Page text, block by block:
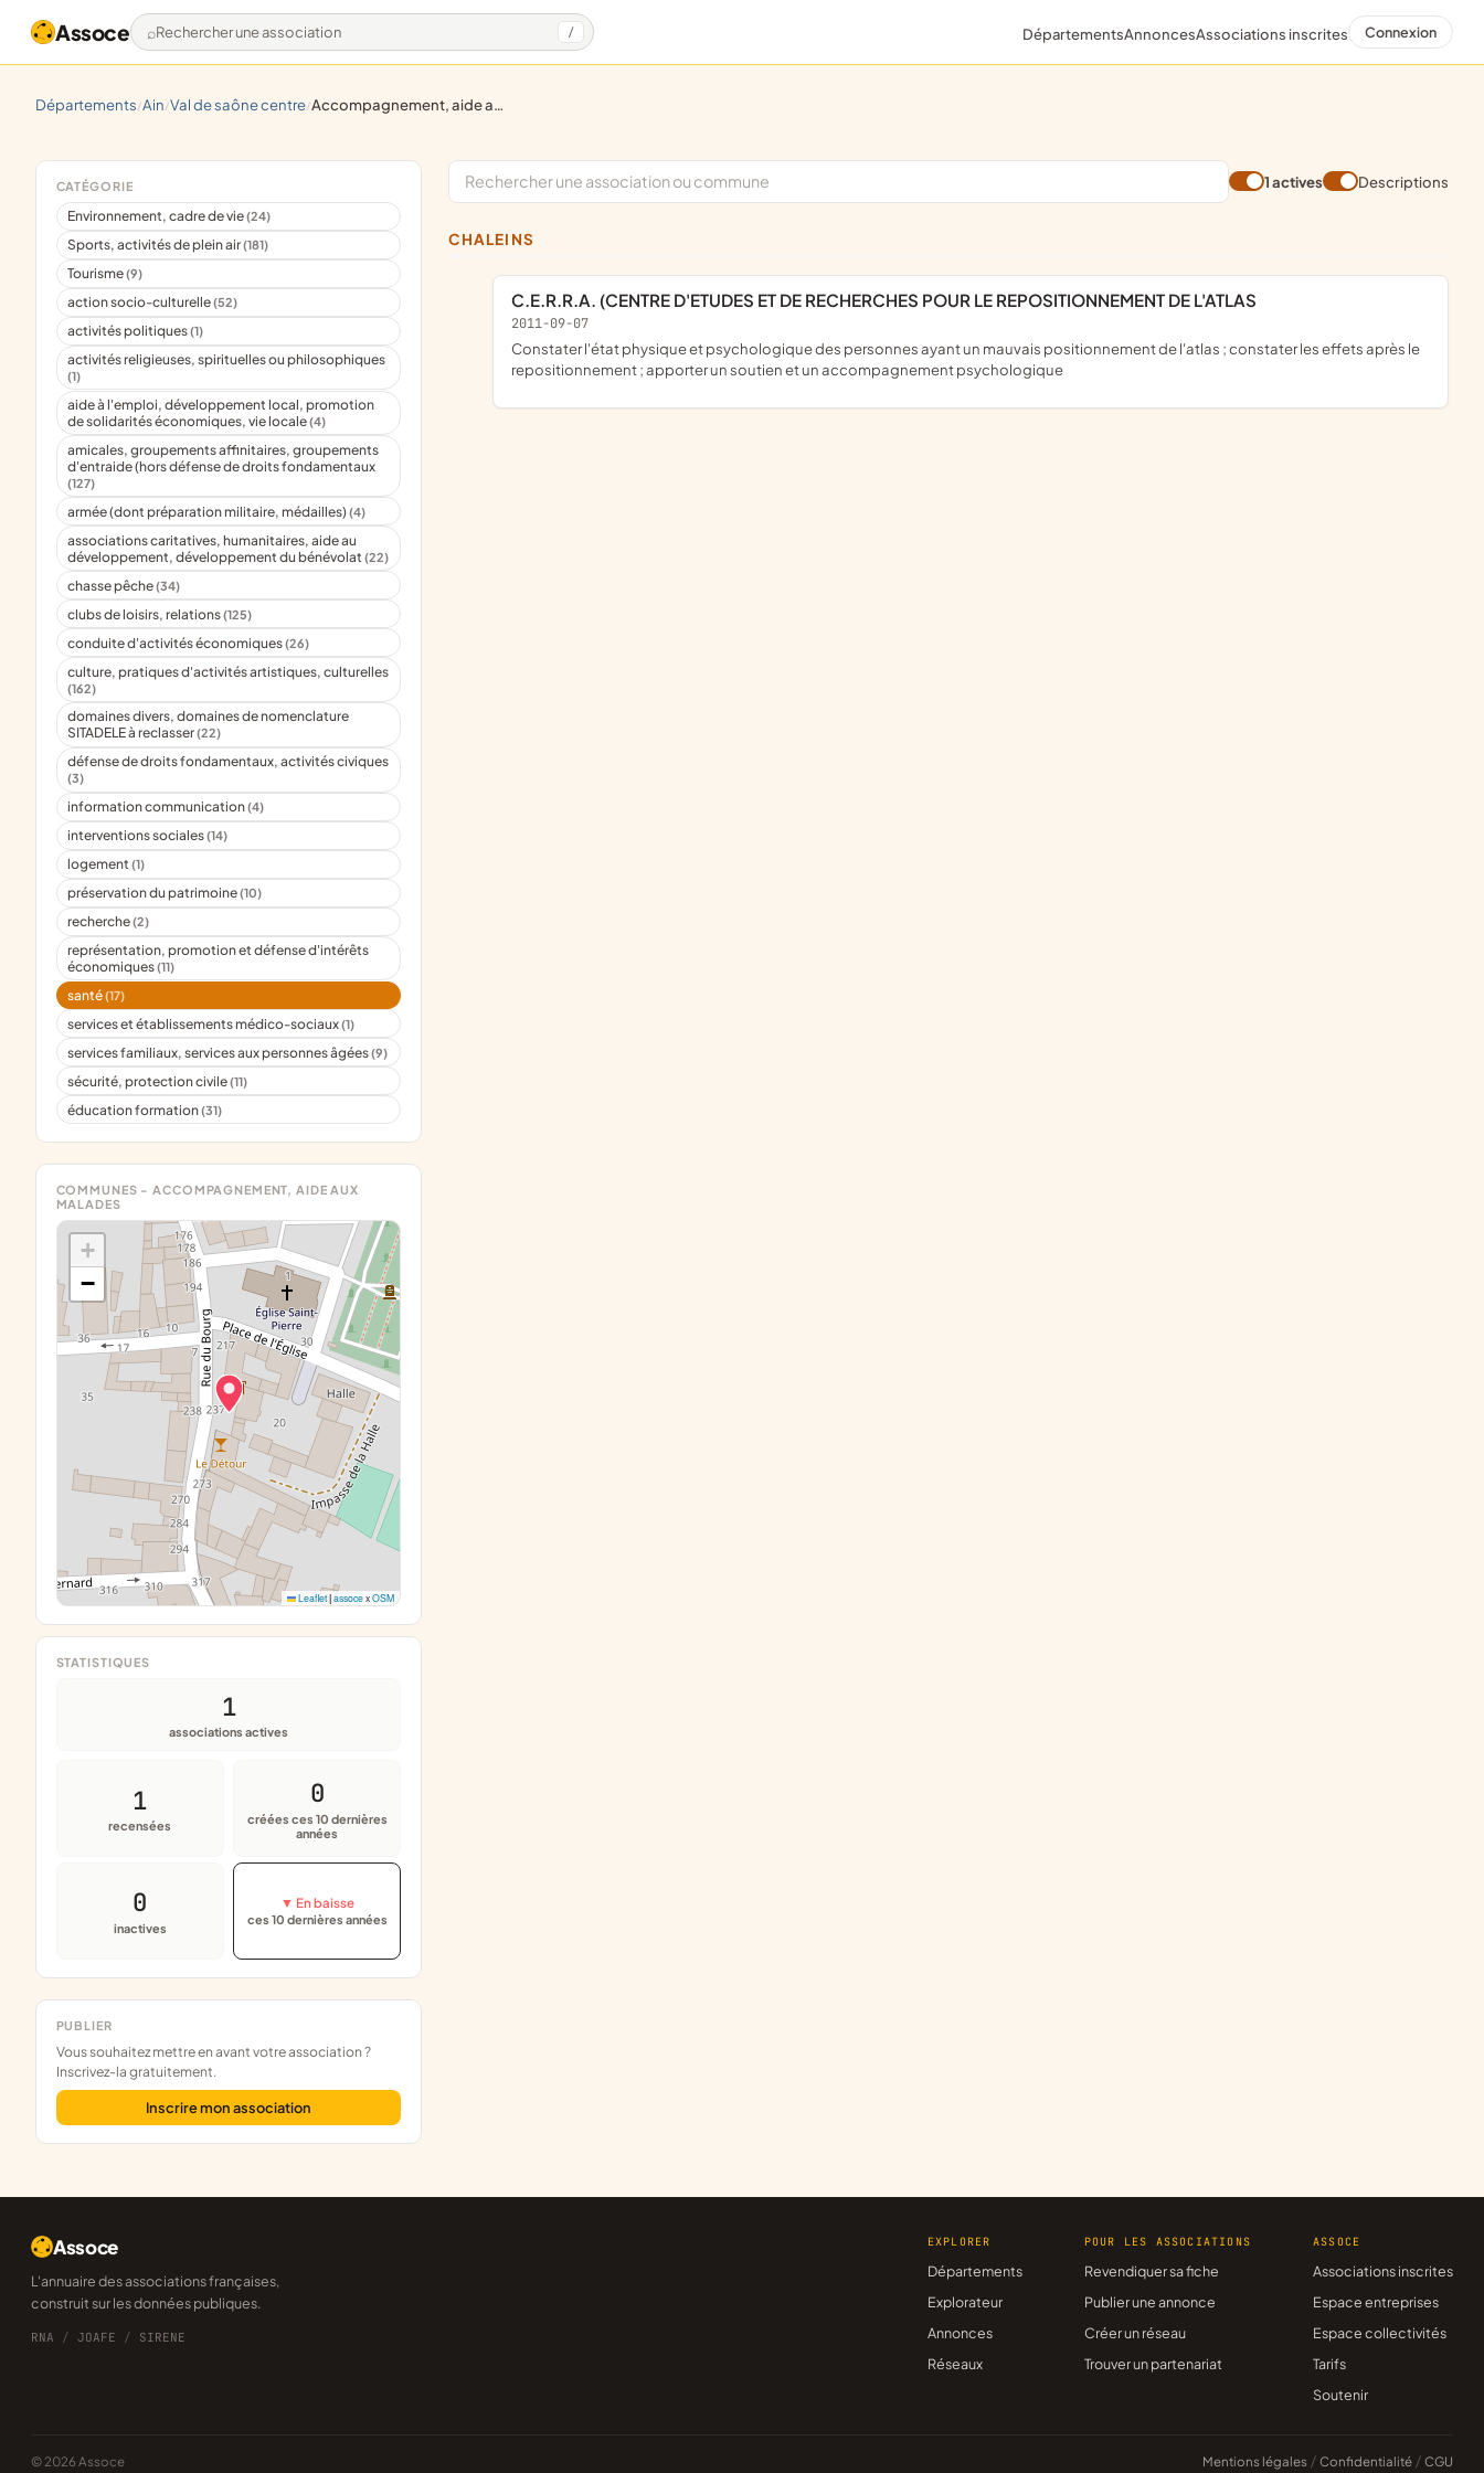
Assoce Rechercher une association / DépartementsAnnoncesAssociations inscrites Connexion
départements/ ain/ val de saône centre/ accompagnement, aide aux malades
CATÉGORIE
Environnement, cadre de vie(24)
Sports, activités de plein air(181)
Tourisme(9)
action socio-culturelle(52)
activités politiques(1)
activités religieuses, spirituelles ou philosophiques
(1)
aide à l'emploi, développement local, promotion
de solidarités économiques, vie locale(4)
amicales, groupements affinitaires, groupements
d'entraide (hors défense de droits fondamentaux
(127)
armée (dont préparation militaire, médailles)(4)
associations caritatives, humanitaires, aide au
développement, développement du bénévolat(22)
chasse pêche(34)
clubs de loisirs, relations(125)
conduite d'activités économiques(26)
culture, pratiques d'activités artistiques, culturelles
(162)
domaines divers, domaines de nomenclature
SITADELE à reclasser(22)
défense de droits fondamentaux, activités civiques
(3)
information communication(4)
interventions sociales(14)
logement(1)
préservation du patrimoine(10)
recherche(2)
représentation, promotion et défense d'intérêts
économiques(11)
santé(17)
services et établissements médico-sociaux(1)
services familiaux, services aux personnes âgées(9)
sécurité, protection civile(11)
éducation formation(31)
STATISTIQUES
1
associations actives
1
recensées
0
créées ces 10 dernières
années
0
inactives
▼ En baisse
ces 10 dernières années
PUBLIER
Vous souhaitez mettre en avant votre association ?
Inscrivez-la gratuitement.
Inscrire mon association
1 actives Descriptions
CHALEINS
C.E.R.R.A. (CENTRE D'ETUDES ET DE RECHERCHES POUR LE REPOSITIONNEMENT DE L'ATLAS
2011-09-07
constater l'état physique et psychologique des personnes ayant un mauvais positionnement de l'atlas ; constater les effets après le
repositionnement ; apporter un soutien et un accompagnement psychologique
COMMUNES - ACCOMPAGNEMENT, AIDE AUX
MALADES
+
−
Leaflet| assocexOSM
Assoce
L'annuaire des associations françaises,
construit sur les données publiques.
RNA / JOAFE / SIRENE
EXPLORER
Départements
Explorateur
Annonces
Réseaux
POUR LES ASSOCIATIONS
Revendiquer sa fiche
Publier une annonce
Créer un réseau
Trouver un partenariat
ASSOCE
Associations inscrites
Espace entreprises
Espace collectivités
Tarifs
Soutenir
© 2026 Assoce Mentions légales / Confidentialité / CGU